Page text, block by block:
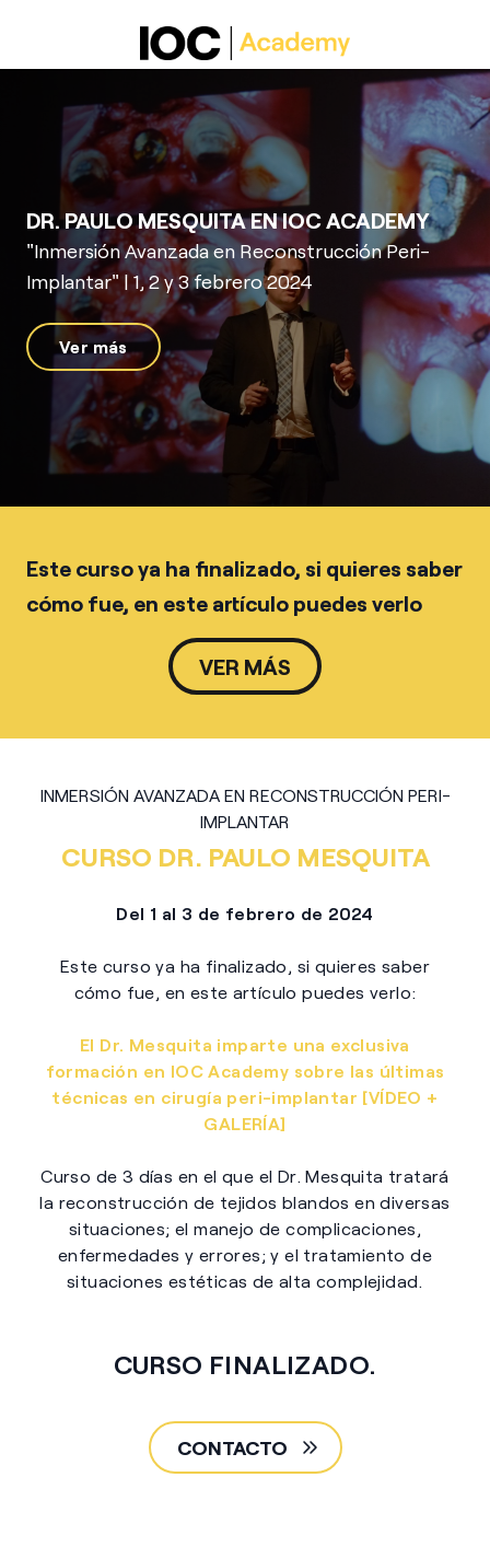
DR. PAULO MESQUITA EN IOC ACADEMY
"Inmersión Avanzada en Reconstrucción Peri-
Implantar" | 1, 2 y 3 febrero 2024
Ver más
Este curso ya ha finalizado, si quieres saber
cómo fue, en este artículo puedes verlo
VER MÁS
INMERSIÓN AVANZADA EN RECONSTRUCCIÓN PERI-
IMPLANTAR
CURSO DR. PAULO MESQUITA
Del 1 al 3 de febrero de 2024
Este curso ya ha finalizado, si quieres saber
cómo fue, en este artículo puedes verlo:
El Dr. Mesquita imparte una exclusiva
formación en IOC Academy sobre las últimas
técnicas en cirugía peri-implantar [VÍDEO +
GALERÍA]
Curso de 3 días en el que el Dr. Mesquita tratará
la reconstrucción de tejidos blandos en diversas
situaciones; el manejo de complicaciones,
enfermedades y errores; y el tratamiento de
situaciones estéticas de alta complejidad.
CURSO FINALIZADO.
CONTACTO